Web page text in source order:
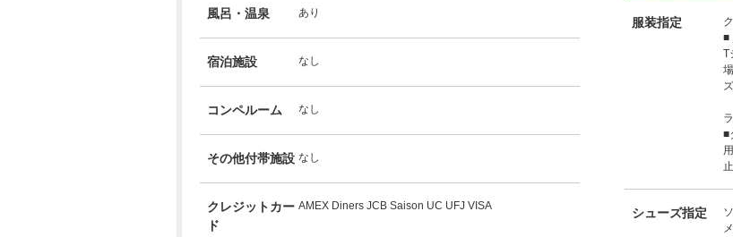
風呂・温泉 あり
宿泊施設 なし
コンペルーム なし
その他付帯施設 なし
クレジットカー
ド
AMEX Diners JCB Saison UC UFJ VISA
服装指定
■
T
■
シューズ指定